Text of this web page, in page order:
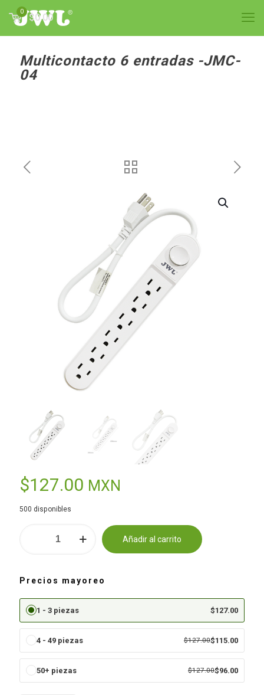
0
$0.00
Multicontacto 6 entradas -JMC-
04
$127.00 MXN
500 disponibles
04
Añadir al carrito
Alternative:
Precios mayoreo
1 - 3 piezas $127.00
4 - 49 piezas $127.00$115.00
50+ piezas $127.00$96.00